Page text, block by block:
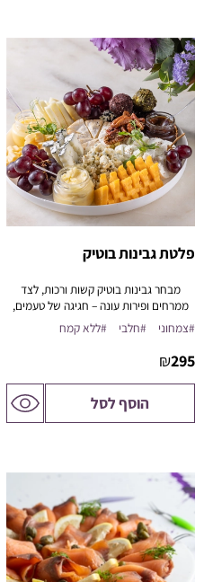
פלטת גבינות בוטיק
מבחר גבינות בוטיק קשות ורכות, לצד
ממרחים ופירות עונה – חגיגה של טעמים,
צבעים ואלגנטיות.
#צמחוני #חלבי #ללא קמח
295
₪
הוסף לסל לדף
המוצר